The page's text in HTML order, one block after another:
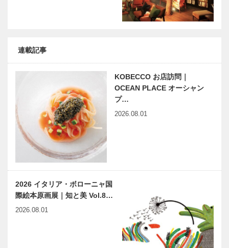
連載記事
KOBECCO お店訪問｜
OCEAN PLACE オーシャン
プ…
2026.08.01
2026 イタリア・ボローニャ国
際絵本原画展｜知と美 Vol.8…
2026.08.01